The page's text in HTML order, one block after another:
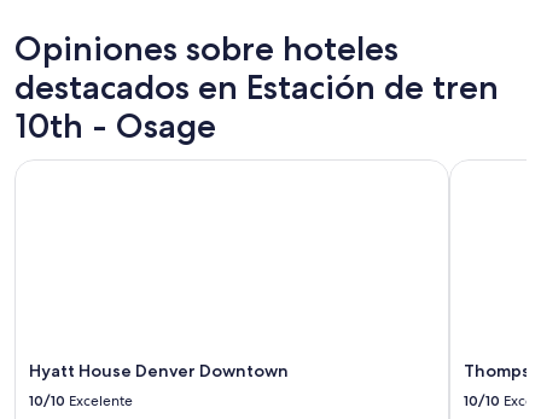
Opiniones sobre hoteles
destacados en Estación de tren
10th - Osage
Hyatt House Denver Downtown
10/10 Excelente
Hyatt House Denver Downtown
10/10